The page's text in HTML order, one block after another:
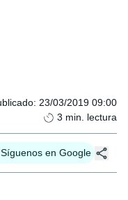
: 23/03/2019 09:00
3 min. lectura
Síguenos en Google